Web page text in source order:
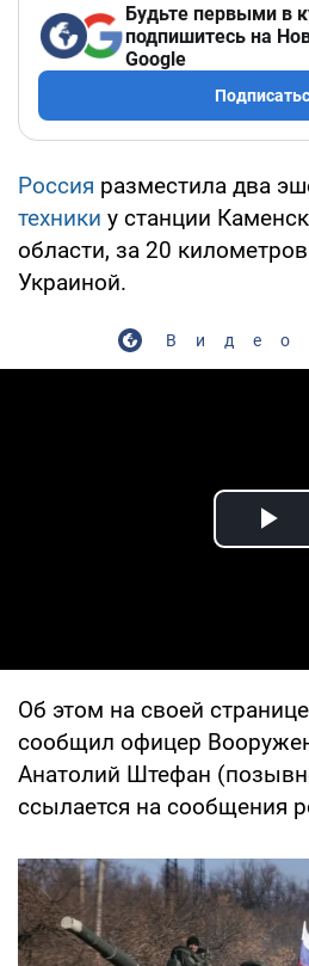
Будьте первыми в
подпишитесь на
Google
Россия разместила два
техники у станции
области, за 20
Украиной.
Об этом на своей
сообщил офицер
Анатолий Штефан
ссылается на сообщения